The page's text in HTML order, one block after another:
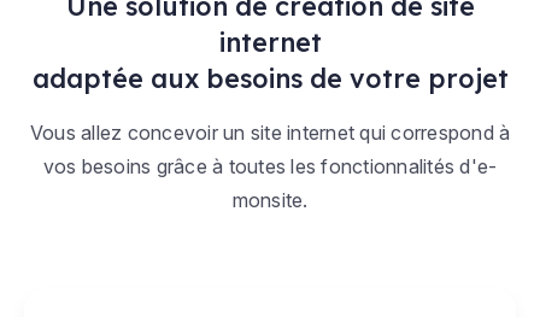
internet
adaptée aux besoins de votre projet
Vous allez concevoir un site internet qui correspond à
vos besoins grâce à toutes les fonctionnalités d'e-
monsite.